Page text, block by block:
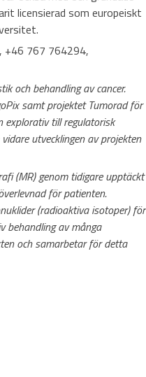
licensierad som europeiskt
+46 767 764294,
och behandling av cancer.
samt projektet Tumorad för
explorativ till regulatorisk
utvecklingen av projekten
(MR) genom tidigare upptäckt
för patienten.
(radioaktiva isotoper) för
behandling av många
och samarbetar för detta